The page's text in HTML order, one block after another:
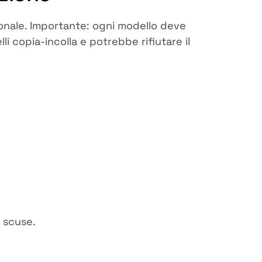
Importante: ogni modello deve
copia-incolla e potrebbe rifiutare il